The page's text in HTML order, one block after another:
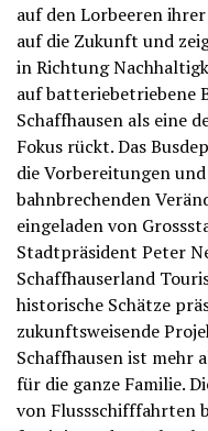
auf den Lorbeeren
auf die Zukunft und
in Richtung
auf batteriebetriebene
Schaffhausen als eine
Fokus rückt. Das
die Vorbereitungen
bahnbrechenden
eingeladen von
Stadtpräsident Peter
Schaffhauserland
historische Schätze
zukunftsweisende
Schaffhausen ist mehr
für die ganze Familie.
von Flussschifffahrten